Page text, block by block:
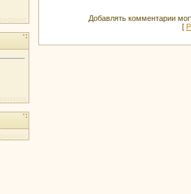
Добавлять комментарии
[